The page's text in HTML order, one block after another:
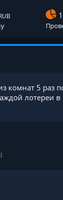
комнат 5 раз
лотереи в